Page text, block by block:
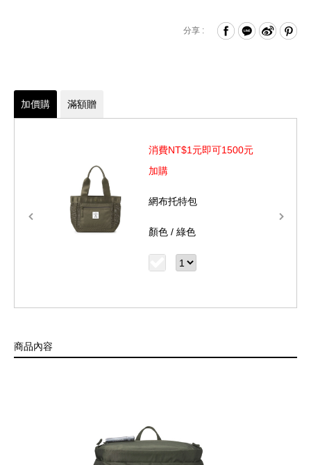
加厚設計筆電收納層(約14吋) *各筆電尺寸設計不同，建議
專屬配件 : MAGLITE手電筒、真皮鑰匙圈
尺寸: L27 x W15 x H48.5 cm
MAGLITE®手電筒為美國警方指定使用的手電筒品牌，美國製造，
採用防水且抗腐蝕的強化鋁合金，搭配專利鍍銀燈座及專屬White-
Star氪氣燈泡，耐用度及亮度佳。提醒您長期不使用時，務必將電
商品部份金屬五金採電鍍、烤漆等上色處理，經使用後會產生局部
修範圍，敬請見諒。
分享 :
加價購 滿額贈
消費NT$1元即可1500元
加購
網布托特包
顏色 /綠色
商品內容